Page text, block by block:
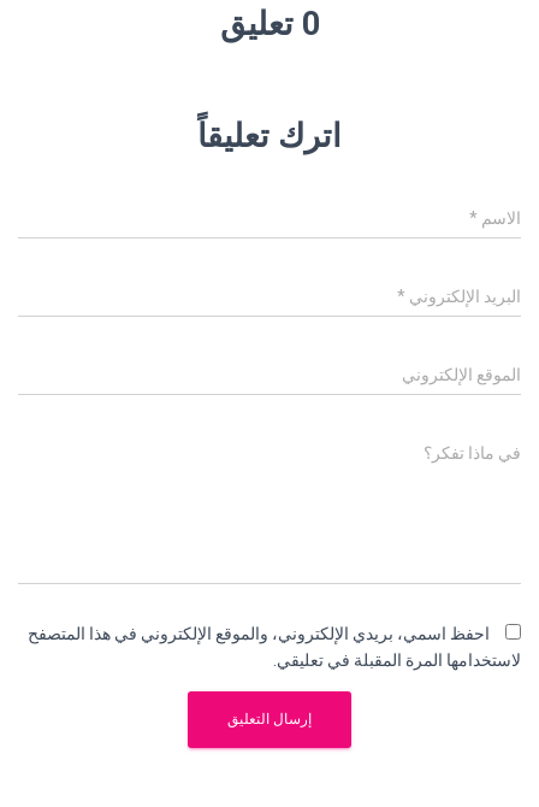
0 تعليق
اترك تعليقاً
الاسم *
البريد الإلكتروني *
الموقع الإلكتروني
في ماذا تفكر؟
احفظ اسمي، بريدي الإلكتروني، والموقع الإلكتروني في هذا المتصفح
لاستخدامها المرة المقبلة في تعليقي.